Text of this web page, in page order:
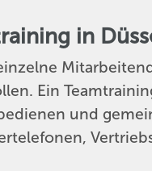
in
Ein
und